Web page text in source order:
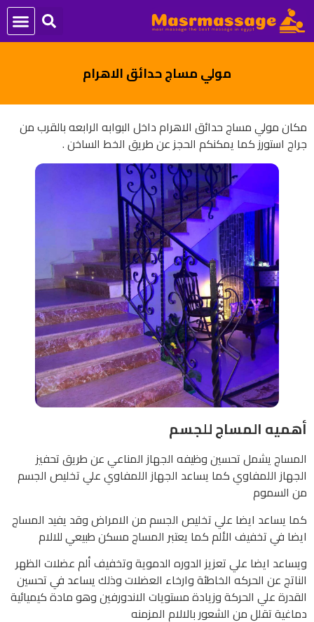
مولي مساج حدائق الاهرام
مكان مولي مساج حدائق الاهرام داخل البوابه الرابعه بالقرب من
جراج استورز كما يمكنكم الحجز عن طريق الخط الساخن .
أهميه المساج للجسم
المساج يشمل تحسين وظيفه الجهاز المناعي عن طريق تحفيز
الجهاز اللمفاوي كما يساعد الجهاز اللمفاوي علي تخليص الجسم
من السموم
كما يساعد ايضا علي تخليص الجسم من الامراض وقد يفيد المساج
ايضا في تخفيف الألم كما يعتبر المساج مسكن طبيعي للالام
ويساعد ايضا علي تعزيز الدوره الدموية وتخفيف ألم عضلات الظهر
الناتج عن الحركه الخاطئة وارخاء العضلات وذلك يساعد في تحسين
القدرة علي الحركة وزيادة مستويات الاندورفين وهو مادة كيميائية
دماغية تقلل من الشعور بالالام المزمنه